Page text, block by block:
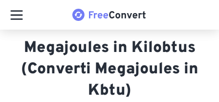
Megajoules in Kilobtus
(Converti Megajoules in
Kbtu)